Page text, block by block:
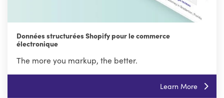
Données structurées Shopify pour le commerce
électronique
The more you markup, the better.
Learn More